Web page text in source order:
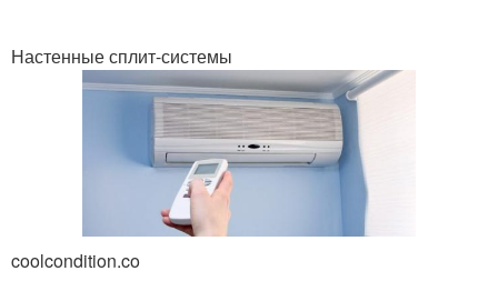
Настенные сплит-системы
coolcondition.co